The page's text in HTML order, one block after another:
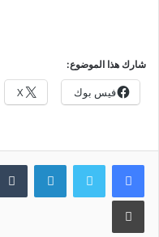
شارك هذا الموضوع:
فيس بوك X
لينكدإن
طباعة